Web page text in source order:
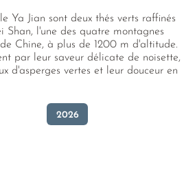
Ya Jian sont deux thés verts raffinés
Shan, l'une des quatre montagnes
Chine, à plus de 1200 m d'altitude.
par leur saveur délicate de noisette,
d'asperges vertes et leur douceur en
2026